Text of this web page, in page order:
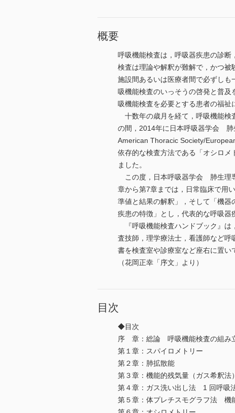
概要
呼吸機能検査は，呼吸器疾患の診
検査は理論や解釈が難解で，かつ
施設間あるいは医療者間で必ずし
吸機能検査のいっそうの啓発と普
吸機能検査を必要とする患者の福祉
十数年の歳月を経て，呼吸機能検
の間，2014年に日本呼吸器学会 肺
American Thoracic Society/
依存的な検査方法である「オシロ
ました。
この度，日本呼吸器学会 肺生理
章から第7章までは，日常臨床で用
準値と結果の解釈」，そして「機
疾患の特徴」とし，代表的な呼吸器
『呼吸機能検査ハンドブック』は
査技師，理学療法士，看護師など
書を検査室や診療室など座右に置い
（花岡正幸「序文」より）
目次
◆目次
序 章：総論 呼吸機能検査の組み
第１章：スパイロメトリー
第２章：肺拡散能
第３章：機能的残気量（ガス希釈法）
第４章：ガス洗い出し法 1 回呼吸
第５章：体プレチスモグラフ法 機